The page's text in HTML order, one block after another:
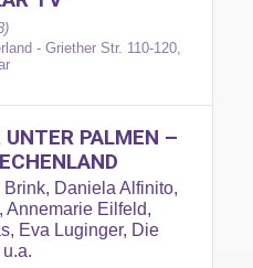
- Griether Str. 110-120,
UNTER PALMEN –
Brink, Daniela Alfinito,
Annemarie Eilfeld,
Eva Luginger, Die